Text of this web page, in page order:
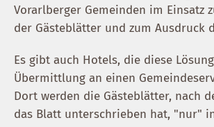
Vorarlberger Gemeinden im Einsatz
der Gästeblätter und zum Ausdruck
Es gibt auch Hotels, die diese
Übermittlung an einen
Dort werden die Gästeblätter, nach
das Blatt unterschrieben hat, "nur"